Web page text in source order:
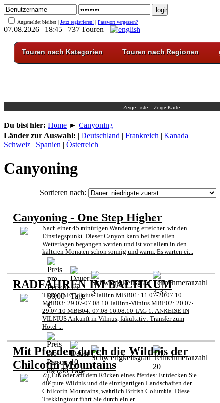
Angemeldet bleiben | Jetzt registrieren! | Passwort vergessen?
07.08.2026 | 18:45 | 737 Touren
Touren nach Kategorien Touren nach Regionen
|
Du bist hier: Home ► Canyoning
Länder zur Auswahl: | Deutschland | Frankreich | Kanada |
Schweiz | Spanien | Österreich
Canyoning
Sortieren nach:
Canyoning - One Step Higher
Nach einer 45 minütigen Wanderung erreichen wir den
Einstiegspunkt. Dieser Canyon kann bei fast allen
Wetterlagen begangen werden und ist vor allem in den
kälteren Monaten schon sonnig und warm. Es warten ei...
80,00
€
1/2
Tage
3 3-35
RADFAHREN IM BALTIKUM
TERMINE: Vilnius-Tallinn MBB01: 11.07-20.07.10
MBB03: 29.07-07.08.10 Tallinn-Vilnius MBB02: 20.07-
29.07.10 MBB04: 07.08-16.08.10 TAG 1: ANREISE IN
VILNIUS Ankunft in Vilnius, fakultativ: Transfer zum
Hotel ...
895,00
€
10
Tage
3 20
Mit Pferden durch die Wildnis der
Chilcotin Mountains
Zu Fuß oder auf dem Rücken eines Pferdes: Entdecken Sie
die pure Wildnis und die einzigartigen Landschaften der
Chilcotin Mountains, wahrlich British Columbia. Diese
Trekkingtour führt Sie durch ein er...